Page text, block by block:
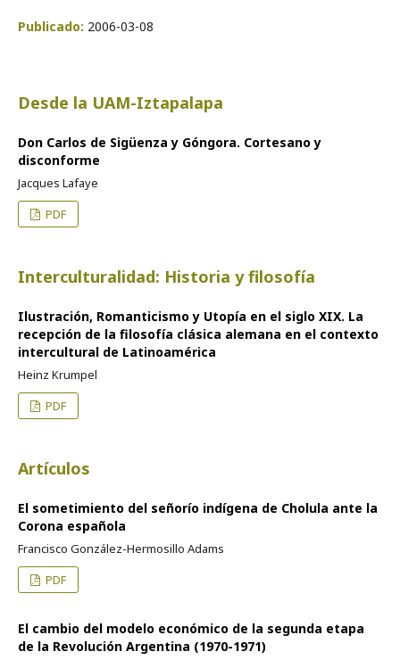
Publicado: 2006-03-08
Desde la UAM-Iztapalapa
Don Carlos de Sigüenza y Góngora. Cortesano y
disconforme
Jacques Lafaye
PDF
Interculturalidad: Historia y filosofía
Ilustración, Romanticismo y Utopía en el siglo XIX. La
recepción de la filosofía clásica alemana en el contexto
intercultural de Latinoamérica
Heinz Krumpel
PDF
Artículos
El sometimiento del señorío indígena de Cholula ante la
Corona española
Francisco González-Hermosillo Adams
PDF
El cambio del modelo económico de la segunda etapa
de la Revolución Argentina (1970-1971)